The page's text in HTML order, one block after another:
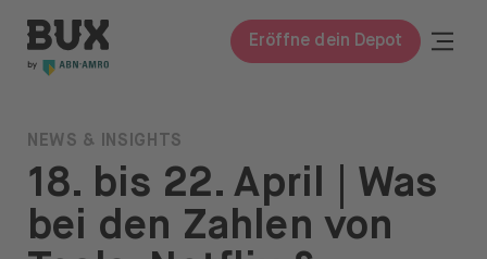
BUX | Mach mehr mit deinem Geld DE
Eröffne dein Depot
BUX Prime
Preise
Wissen
18. bis 22. April | Was
bei den Zahlen von
NEWS & INSIGHTS